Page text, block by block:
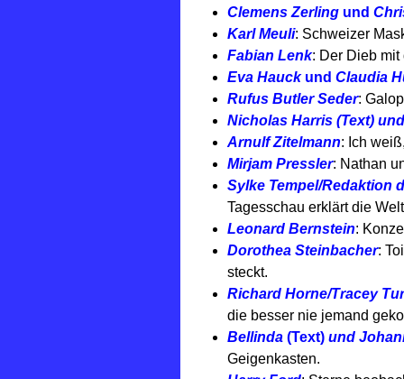
Clemens Zerling und
Karl Meuli: Schweizer
Fabian Lenk: Der Dieb mit
Eva Hauckund Claudia
Rufus Butler Seder:
Nicholas Harris (Text)
Arnulf Zitelmann: Ich
Mirjam Pressler: Nathan
Sylke Tempel/Redaktion
Tagesschau erklärt die
Leonard Bernstein:
Dorothea Steinbacher:
steckt.
Richard Horne/Tracey
die besser nie jemand
Bellinda (Text) und
Geigenkasten.